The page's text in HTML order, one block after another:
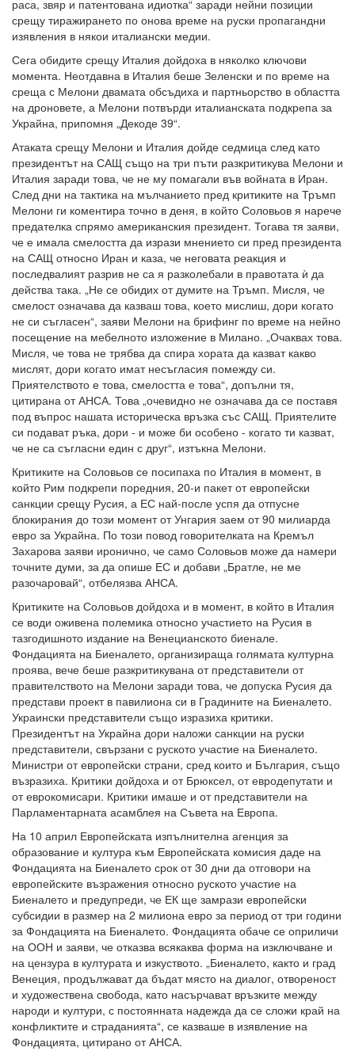
раса, звяр и патентована идиотка“ заради нейни позиции
срещу тиражирането по онова време на руски пропагандни
изявления в някои италиански медии.
Сега обидите срещу Италия дойдоха в няколко ключови
момента. Неотдавна в Италия беше Зеленски и по време на
среща с Мелони двамата обсъдиха и партньорство в областта
на дроновете, а Мелони потвърди италианската подкрепа за
Украйна, припомня „Декоде 39“.
Атаката срещу Мелони и Италия дойде седмица след като
президентът на САЩ също на три пъти разкритикува Мелони и
Италия заради това, че не му помагали във войната в Иран.
След дни на тактика на мълчанието пред критиките на Тръмп
Мелони ги коментира точно в деня, в който Соловьов я нарече
предателка спрямо американския президент. Тогава тя заяви,
че е имала смелостта да изрази мнението си пред президента
на САЩ относно Иран и каза, че неговата реакция и
последвалият разрив не са я разколебали в правотата ѝ да
действа така. „Не се обидих от думите на Тръмп. Мисля, че
смелост означава да казваш това, което мислиш, дори когато
не си съгласен“, заяви Мелони на брифинг по време на нейно
посещение на мебелното изложение в Милано. „Очаквах това.
Мисля, че това не трябва да спира хората да казват какво
мислят, дори когато имат несъгласия помежду си.
Приятелството е това, смелостта е това“, допълни тя,
цитирана от АНСА. Това „очевидно не означава да се поставя
под въпрос нашата историческа връзка със САЩ. Приятелите
си подават ръка, дори - и може би особено - когато ти казват,
че не са съгласни един с друг“, изтъкна Мелони.
Критиките на Соловьов се посипаха по Италия в момент, в
който Рим подкрепи поредния, 20-и пакет от европейски
санкции срещу Русия, а ЕС най-после успя да отпусне
блокирания до този момент от Унгария заем от 90 милиарда
евро за Украйна. По този повод говорителката на Кремъл
Захарова заяви иронично, че само Соловьов може да намери
точните думи, за да опише ЕС и добави „Братле, не ме
разочаровай“, отбелязва АНСА.
Критиките на Соловьов дойдоха и в момент, в който в Италия
се води оживена полемика относно участието на Русия в
тазгодишното издание на Венецианското биенале.
Фондацията на Биеналето, организираща голямата културна
проява, вече беше разкритикувана от представители от
правителството на Мелони заради това, че допуска Русия да
представи проект в павилиона си в Градините на Биеналето.
Украински представители също изразиха критики.
Президентът на Украйна дори наложи санкции на руски
представители, свързани с руското участие на Биеналето.
Министри от европейски страни, сред които и България, също
възразиха. Критики дойдоха и от Брюксел, от евродепутати и
от еврокомисари. Критики имаше и от представители на
Парламентарната асамблея на Съвета на Европа.
На 10 април Европейската изпълнителна агенция за
образование и култура към Европейската комисия даде на
Фондацията на Биеналето срок от 30 дни да отговори на
европейските възражения относно руското участие на
Биеналето и предупреди, че ЕК ще замрази европейски
субсидии в размер на 2 милиона евро за период от три години
за Фондацията на Биеналето. Фондацията обаче се оприличи
на ООН и заяви, че отказва всякаква форма на изключване и
на цензура в културата и изкуството. „Биеналето, както и град
Венеция, продължават да бъдат място на диалог, отвореност
и художествена свобода, като насърчават връзките между
народи и култури, с постоянната надежда да се сложи край на
конфликтите и страданията“, се казваше в изявление на
Фондацията, цитирано от АНСА.